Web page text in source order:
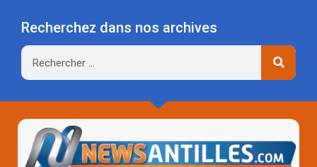
Recherchez dans nos archives
Rechercher